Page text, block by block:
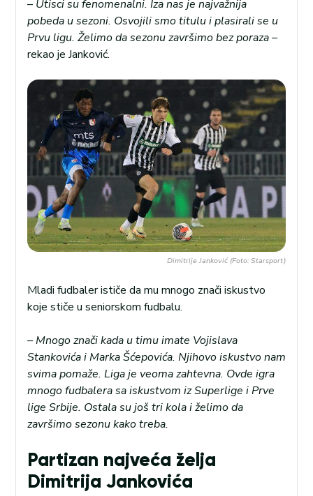
– Utisci su fenomenalni. Iza nas je najvažnija
pobeda u sezoni. Osvojili smo titulu i plasirali se u
Prvu ligu. Želimo da sezonu završimo bez poraza –
rekao je Janković.
Dimitrije Janković (Foto: Starsport)
Mladi fudbaler ističe da mu mnogo znači iskustvo
koje stiče u seniorskom fudbalu.
– Mnogo znači kada u timu imate Vojislava
Stankovića i Marka Šćepovića. Njihovo iskustvo nam
svima pomaže. Liga je veoma zahtevna. Ovde igra
mnogo fudbalera sa iskustvom iz Superlige i Prve
lige Srbije. Ostala su još tri kola i želimo da
završimo sezonu kako treba.
Partizan najveća želja
Dimitrija Jankovića